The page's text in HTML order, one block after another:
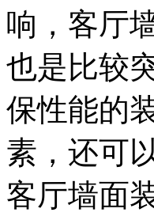
响，客厅
也是比较
保性能的
素，还可
客厅墙面